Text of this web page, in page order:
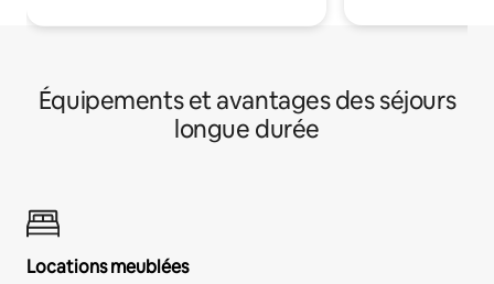
Équipements et avantages des séjours
longue durée
Locations meublées